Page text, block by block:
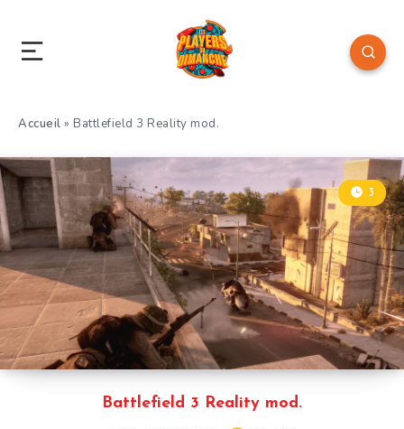
Accueil » Battlefield 3 Reality mod.
Battlefield 3 Reality mod.
3